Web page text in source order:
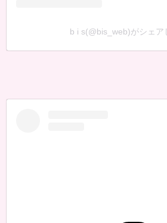
b i s(@bis_web)がシェア